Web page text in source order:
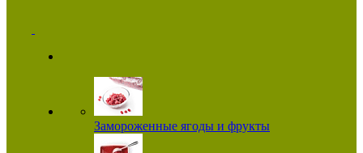
Замороженные ягоды и фрукты